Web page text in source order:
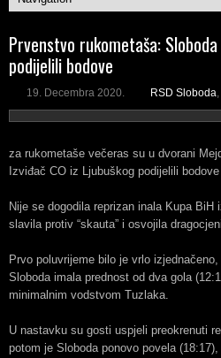
Prvenstvo rukometaša:
podijelili bodove
19. Decembra 2020. RSD Sloboda,
za rukometaše večeras su u dvorani
Izviđač CO iz Ljubuškog podijelili
Nije se dogodila reprizan inala Kupa BiH
slavila protiv “skauta” i osvojila
Prvo poluvrijeme bilo je vrlo
Sloboda imala prednost od dva gola
minimalnim vodstvom Tuzlaka.
U nastavku su gosti uspjeli preokrenuti
potom je Sloboda ponovo povela